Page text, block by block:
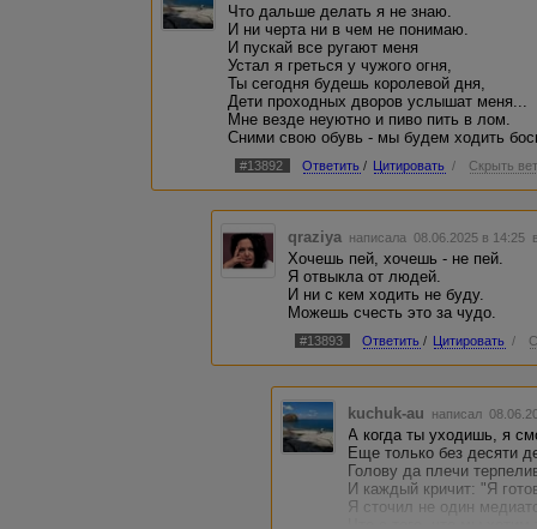
Что дальше делать я не знаю.
И ни черта ни в чем не понимаю.
И пускай все ругают меня
Устал я греться у чужого огня,
Ты сегодня будешь королевой дня,
Дети проходных дворов услышат меня...
Мне везде неуютно и пиво пить в лом.
Сними свою обувь - мы будем ходить
#13892 Ответить / Цитировать / Скрыть
qraziya написала 08.06.2025 в 14:25
Хочешь пей, хочешь - не пей.
Я отвыкла от людей.
И ни с кем ходить не буду.
Можешь счесть это за чудо.
#13893 Ответить / Цитировать /
kuchuk-au написал
А когда ты уходишь, я
Еще только без десяти
Голову да плечи
И каждый кричит: "Я
Я сточил не один